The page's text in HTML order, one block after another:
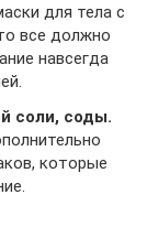
для тела с
все должно
навсегда
соли, соды.
которые